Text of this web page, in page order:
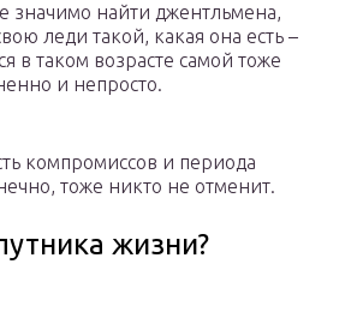
значимо найти джентльмена,
леди такой, какая она есть –
в таком возрасте самой тоже
и непросто.
компромиссов и периода
тоже никто не отменит.
жизни?